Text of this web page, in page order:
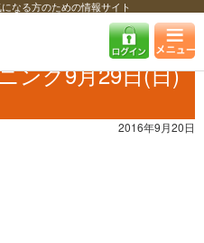
なる方のための情報サイト
予防・改善
認知症予防トレーニン
ング9月29日(日)
2016年9月20日